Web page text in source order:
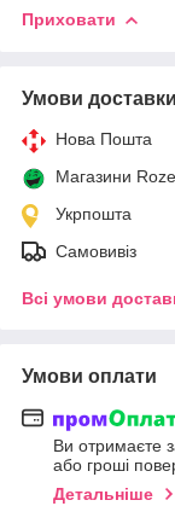
Приховати
Умови доставки
Нова Пошта
Магазини
Укрпошта
Самовивіз
Всі умови
Умови оплати
Ви отримаєте
або гроші
Детальніше